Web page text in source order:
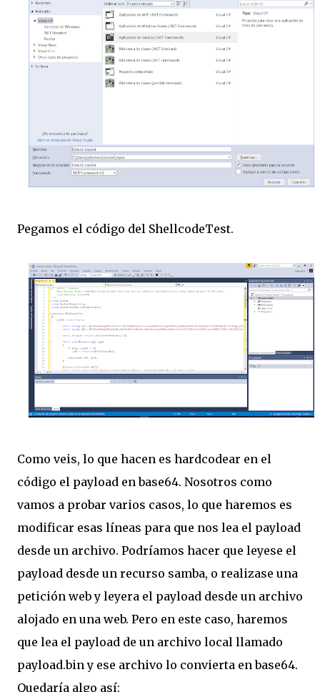
Pegamos el código del ShellcodeTest.
Como veis, lo que hacen es hardcodear en el
código el payload en base64. Nosotros como
vamos a probar varios casos, lo que haremos es
modificar esas líneas para que nos lea el payload
desde un archivo. Podríamos hacer que leyese el
payload desde un recurso samba, o realizase una
petición web y leyera el payload desde un archivo
alojado en una web. Pero en este caso, haremos
que lea el payload de un archivo local llamado
payload.bin y ese archivo lo convierta en base64.
Quedaría algo así: